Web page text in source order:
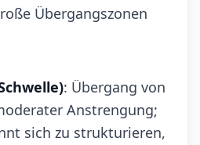
Übergangszonen
: Übergang von
Anstrengung;
sich zu strukturieren,